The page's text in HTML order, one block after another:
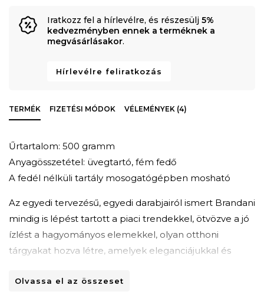
Iratkozz fel a hírlevélre, és részesülj 5%
kedvezményben ennek a terméknek a
megvásárlásakor.
Hírlevélre feliratkozás
TERMÉK FIZETÉSI MÓDOK VÉLEMÉNYEK (4)
Űrtartalom: 500 gramm
Anyagösszetétel: üvegtartó, fém fedő
A fedél nélküli tartály mosogatógépben mosható
Az egyedi tervezésű, egyedi darabjairól ismert Brandani
mindig is lépést tartott a piaci trendekkel, ötvözve a jó
ízlést a hagyományos elemekkel, olyan otthoni
tárgyakat hozva létre, amelyek eleganciájukkal és
Az olasz stílus, amely a teljes termékkínálatban
Olvassa el az összeset